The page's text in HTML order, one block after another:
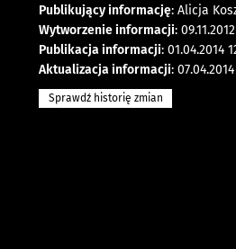
Publikujący informację: Alicja
Wytworzenie informacji: 09.11.2012
Publikacja informacji: 01.04.2014
Aktualizacja informacji:
Sprawdź historię zmian